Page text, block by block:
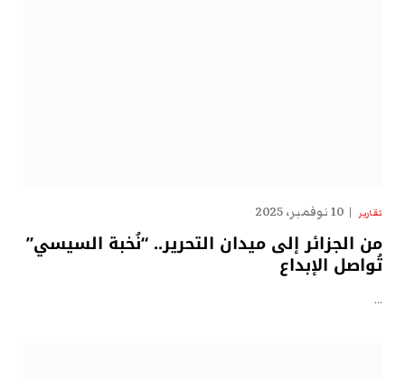
تقارير 10 نوفمبر، 2025
من الجزائر إلى ميدان التحرير.. “نُخبة السيسي”
تُواصل الإبداع
…